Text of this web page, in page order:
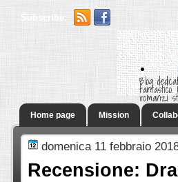
Subscribe:
.
Blog
romanzi
Home page Mission
domenica 11 febbraio
Recensione: